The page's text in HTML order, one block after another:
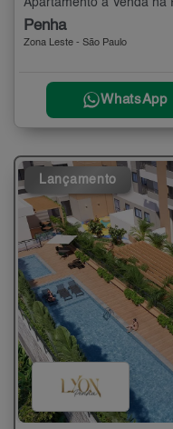
Apartamento à Venda na
Penha
Zona Leste - São Paulo
WhatsApp
Lançamento